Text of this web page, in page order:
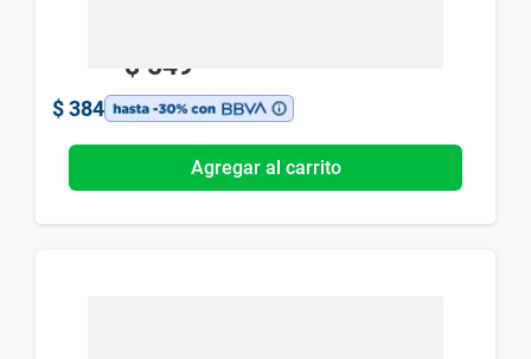
$ 549
$ 384
Agregar al carrito